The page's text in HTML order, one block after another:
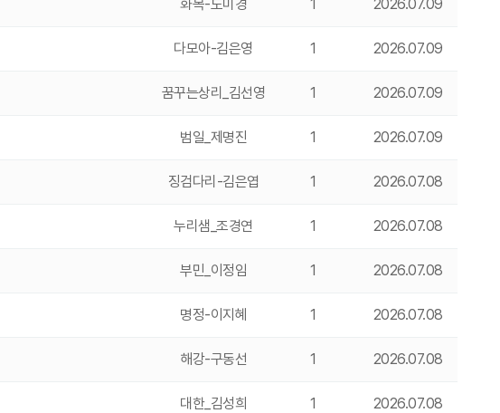
화목-도미경 1 2026.07.09
다모아-김은영 1 2026.07.09
꿈꾸는상리_김선영 1 2026.07.09
범일_제명진 1 2026.07.09
징검다리-김은엽 1 2026.07.08
누리샘_조경연 1 2026.07.08
부민_이정임 1 2026.07.08
명정-이지혜 1 2026.07.08
해강-구동선 1 2026.07.08
대한_김성희 1 2026.07.08